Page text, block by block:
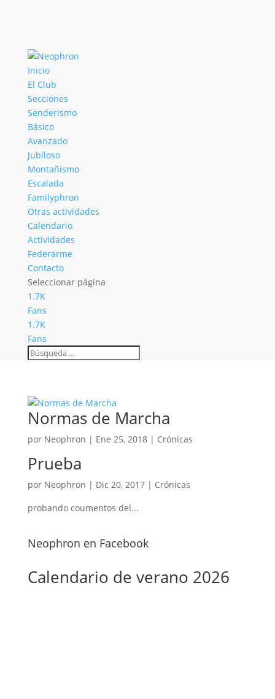
Inicio
El Club
Secciones
Senderismo
Básico
Avanzado
Jubiloso
Montañismo
Escalada
Familyphron
Otras actividades
Calendario
Actividades
Federarme
Contacto
Seleccionar página
1.7K
Fans
1.7K
Fans
Normas de Marcha
por Neophron | Ene 25, 2018| Crónicas
Prueba
por Neophron | Dic 20, 2017| Crónicas
probando coumentos del...
Neophron en Facebook
Calendario de verano 2026